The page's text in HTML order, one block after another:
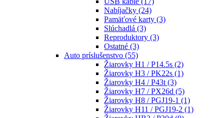
Nabíjačky (24)
Pamäťové karty (3)
Slúchadlá (3)
Reproduktory (3)
Ostatné (3)
Auto príslušenstvo (55)
Žiarovky H1 / P14.5s (2)
Žiarovky H3 / PK22s (1)
Žiarovky H4 / P43t (3)
Žiarovky H7 / PX26d (5)
Žiarovky H8 / PGJ19-1 (1)
Žiarovky H11 / PGJ19-2 (1)